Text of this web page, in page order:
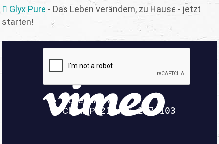
Glyx Pure - Das Leben verändern, zu Hause - jetzt
starten!